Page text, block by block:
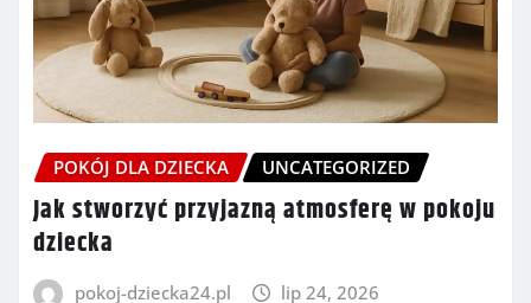
POKÓJ DLA DZIECKA UNCATEGORIZED
Jak stworzyć przyjazną atmosferę w pokoju
dziecka
pokoj-dziecka24.pl lip 24, 2026